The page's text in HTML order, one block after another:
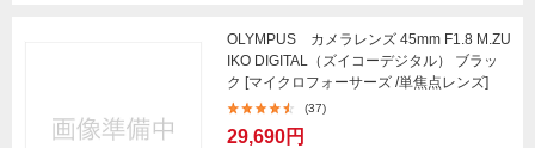
OLYMPUS カメラレンズ 45mm F1.8 M.ZU
IKO DIGITAL（ズイコーデジタル） ブラッ
ク [マイクロフォーサーズ /単焦点レンズ]
(37)
29,690円